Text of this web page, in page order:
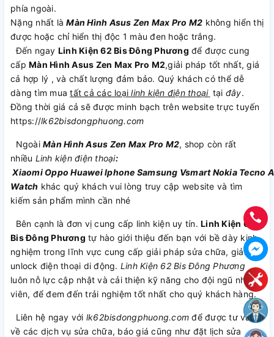
phía ngoài.
Nặng nhất làMàn Hình Asus Zen Max Pro M2 không hiển thị
được hoặc chỉ hiển thị độc 1 màu đen hoặc trắng.
Đến ngay Linh Kiện 62 Bis Đông Phương để được cung
cấp Màn Hình Asus Zen Max Pro M2,giải pháp tốt nhất, giá
cả hợp lý , và chất lượng đảm bảo. Quý khách có thể dễ
dàng tìm muatất cả các loạilinh kiện điện thoại tại đây.
Đồng thời giá cả sẽ được minh bạch trên website trực tuyến
https://lk62bisdongphuong.com
Ngoài Màn Hình Asus Zen Max Pro M2, shop còn rất
nhiều Linh kiện điện thoại:
Xiaomi Oppo HuaweiIphone Samsung Vsmart Nokia Tecno
Watch khác quý khách vui lòng truy cập website và tìm
kiếm sản phẩm mình cần nhé
Bên cạnh là đơn vị cung cấp linh kiện uy tín. Linh Kiện 62
Bis Đông Phương tự hào giới thiệu đến bạn với bề dày kinh
nghiệm trong lĩnh vực cung cấp giải pháp sửa chữa, giải mã,
unlock điện thoại di động. Linh Kiện 62 Bis Đông Phương
luôn nỗ lực cập nhật và cải thiện kỹ năng cho đội ngũ nhân
viên, để đem đến trải nghiệm tốt nhất cho quý khách hàng.
Liên hệ ngay với lk62bisdongphuong.com để được tư vấn
về các dịch vụ sửa chữa, báo giá cũng như đặt lịch sửa